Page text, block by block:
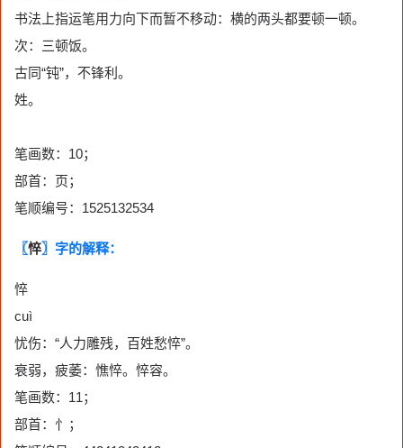
书法上指运笔用力向下而暂不移动：横的两头都要顿一顿。
次：三顿饭。
古同“钝”，不锋利。
姓。
笔画数：10；
部首：页；
笔顺编号：1525132534
〖悴〗字的解释：
悴
cuì
忧伤：“人力雕残，百姓愁悴”。
衰弱，疲萎：憔悴。悴容。
笔画数：11；
部首：忄；